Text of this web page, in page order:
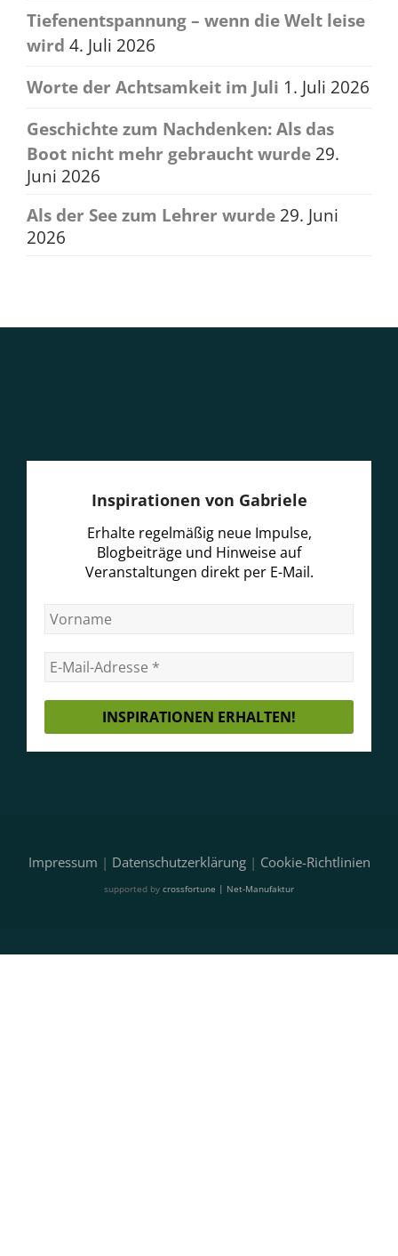
Tiefenentspannung – wenn die Welt leise
wird 4. Juli 2026
Worte der Achtsamkeit im Juli 1. Juli 2026
Geschichte zum Nachdenken: Als das
Boot nicht mehr gebraucht wurde 29.
Juni 2026
Als der See zum Lehrer wurde 29. Juni
2026
Inspirationen von Gabriele
Erhalte regelmäßig neue Impulse,
Blogbeiträge und Hinweise auf
Veranstaltungen direkt per E-Mail.
Impressum | Datenschutzerklärung| Cookie-Richtlinien
supported by crossfortune | Net-Manufaktur